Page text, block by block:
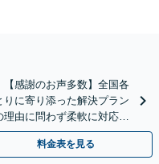
感謝のお声多数】全国各
に寄り添った解決プラン
由に問わず柔軟に対応し
烏山駅15分】
料金表を見る